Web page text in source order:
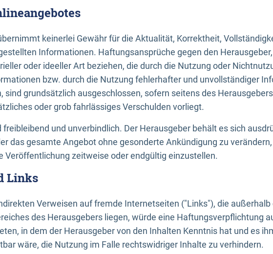
keinerlei Gewähr für die Aktualität, Korrektheit,
Informationen. Haftungsansprüche gegen den
oder ideeller Art beziehen, die durch die Nutzung oder
bzw. durch die Nutzung fehlerhafter und unvollständiger
sind grundsätzlich ausgeschlossen, sofern seitens des
oder grob fahrlässiges Verschulden vorliegt.
und unverbindlich. Der Herausgeber behält es sich
das gesamte Angebot ohne gesonderte Ankündigung zu
Veröffentlichung zeitweise oder endgültig einzustellen.
Links
Verweisen auf fremde Internetseiten ("Links"), die außerhalb
des Herausgebers liegen, würde eine Haftungsverpflichtung
in dem der Herausgeber von den Inhalten Kenntnis hat und es
wäre, die Nutzung im Falle rechtswidriger Inhalte zu verhindern.